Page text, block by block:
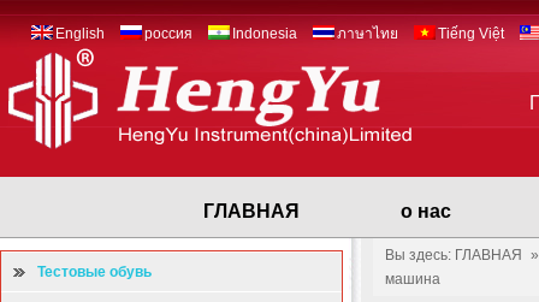
Tiếng Việt
ภาษาไทย
Indonesia
россия
English
ГЛАВНАЯ о нас
Тестовые обувь
Вы здесь: ГЛАВНАЯ
машина